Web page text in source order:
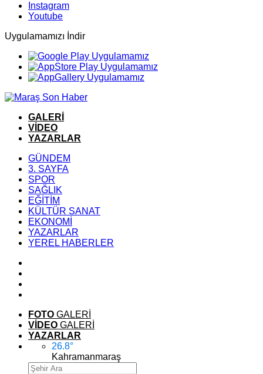
Instagram
Youtube
Uygulamamızı İndir
GALERİ
VİDEO
YAZARLAR
GÜNDEM
3. SAYFA
SPOR
SAĞLIK
EĞİTİM
KÜLTÜR SANAT
EKONOMİ
YAZARLAR
YEREL HABERLER
FOTO GALERİ
VİDEO GALERİ
YAZARLAR
26.8°
Kahramanmaraş